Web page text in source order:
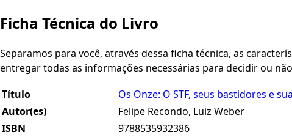
Ficha Técnica do Livro
Separamos para você, através dessa ficha técnica, as
entregar todas as informações necessárias para decidir ou
Título
Os Onze: O STF, seus bastidores e
Autor(es)
Felipe Recondo, Luiz Weber
ISBN
9788535932386